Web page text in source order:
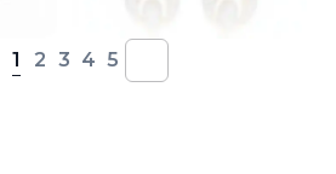
1 2 3 4 5